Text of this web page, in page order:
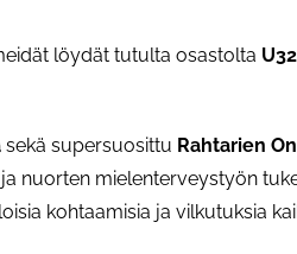
löydät tutulta osastolta
sekä supersuosittu Rahtarien
nuorten mielenterveystyön
kohtaamisia ja vilkutuksia